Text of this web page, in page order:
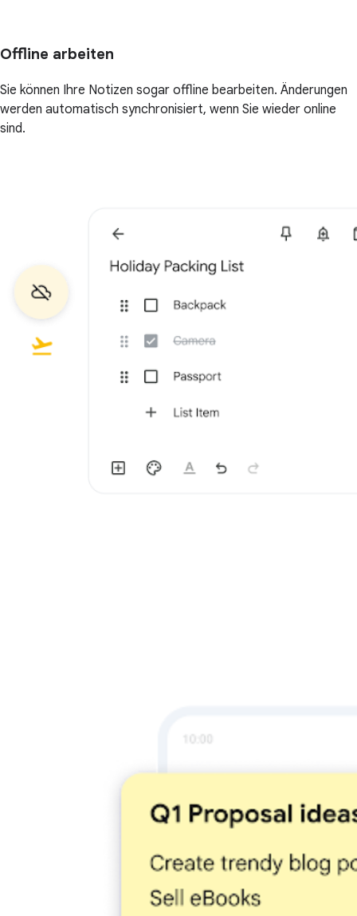
Offline arbeiten
Sie können Ihre Notizen sogar offline bearbeiten. Änderungen
werden automatisch synchronisiert, wenn Sie wieder online
sind.